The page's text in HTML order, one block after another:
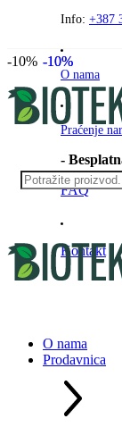
PreskočiteInfo: +387
O nama
Praćenje
-
FAQ
Kontakt
O nama
Prodavnica
-10% -10%
-10%